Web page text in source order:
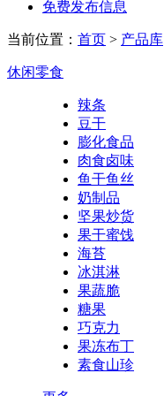
免费发布信息
当前位置： 首页 > 产品库
休闲零食
辣条
豆干
膨化食品
肉食卤味
鱼干鱼丝
奶制品
坚果炒货
果干蜜饯
海苔
冰淇淋
果蔬脆
糖果
巧克力
果冻布丁
素食山珍